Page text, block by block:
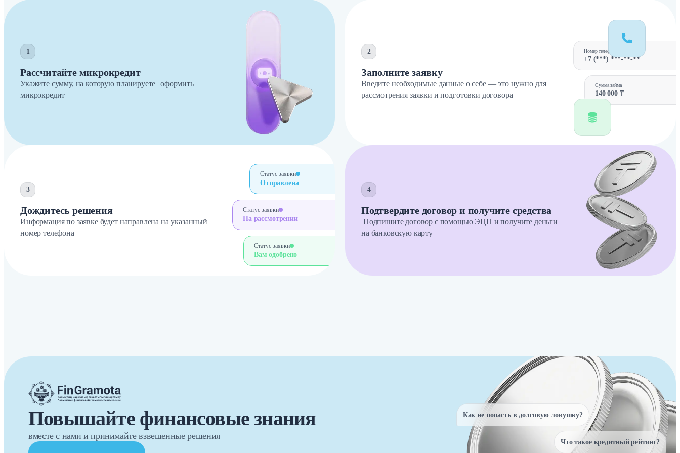
1
Рассчитайте микрокредит
Укажите сумму, на которую планируете оформить
микрокредит
2
Заполните заявку
Введите необходимые данные о себе — это нужно для
рассмотрения заявки и подготовки договора
Номер телефона
+7 (***) ***-**-**
Сумма займа
140 000 ₸
3
Дождитесь решения
Информация по заявке будет направлена на указанный
номер телефона
Статус заявки
Отправлена
Статус заявки
На рассмотрении
Статус заявки
Вам одобрено
4
Подтвердите договор и получите средства
Подпишите договор с помощью ЭЦП и получите деньги
на банковскую карту
Повышайте финансовые знания
вместе с нами и принимайте взвешенные решения
Как не попасть в долговую ловушку?
Что такое кредитный рейтинг?